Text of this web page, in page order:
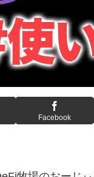
Facebook